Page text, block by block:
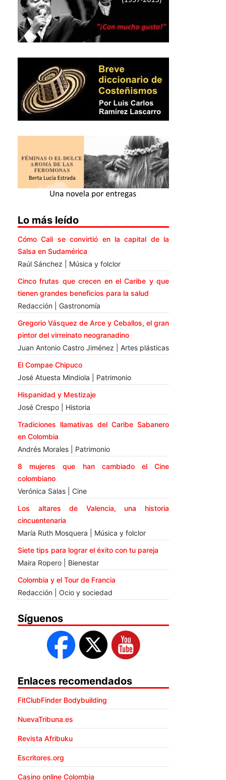
Lo más leído
Cómo Cali se convirtió en la capital de la
Salsa en Sudamérica
Raúl Sánchez | Música y folclor
Cinco frutas que crecen en el Caribe y que
tienen grandes beneficios para la salud
Redacción | Gastronomía
Gregorio Vásquez de Arce y Ceballos, el gran
pintor del virreinato neogranadino
Juan Antonio Castro Jiménez | Artes plásticas
El Compae Chipuco
José Atuesta Mindiola | Patrimonio
Hispanidad y Mestizaje
José Crespo | Historia
Tradiciones llamativas del Caribe Sabanero
en Colombia
Andrés Morales | Patrimonio
8 mujeres que han cambiado el Cine
colombiano
Verónica Salas | Cine
Los altares de Valencia, una historia
cincuentenaria
María Ruth Mosquera | Música y folclor
Siete tips para lograr el éxito con tu pareja
Maira Ropero | Bienestar
Colombia y el Tour de Francia
Redacción | Ocio y sociedad
Síguenos
Enlaces recomendados
FitClubFinder Bodybuilding
NuevaTribuna.es
Revista Afribuku
Escritores.org
Casino online Colombia